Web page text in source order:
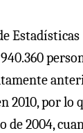
2010, por
de 2004,